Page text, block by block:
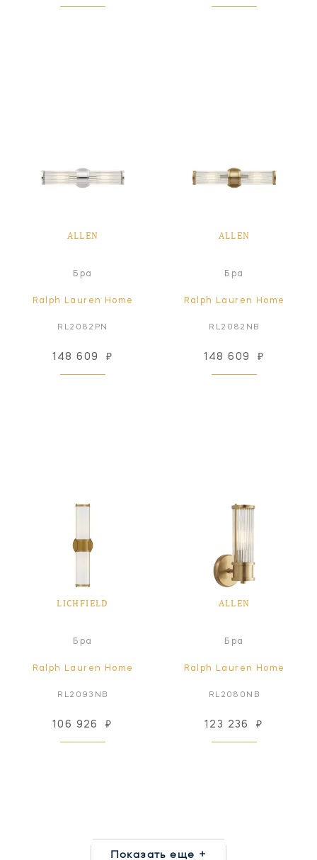
ALLEN
Бра
Ralph Lauren Home
RL2082PN
148 609 ₽
ALLEN
Бра
Ralph Lauren Home
RL2082NB
148 609 ₽
LICHFIELD
Бра
Ralph Lauren Home
RL2093NB
106 926 ₽
ALLEN
Бра
Ralph Lauren Home
RL2080NB
123 236 ₽
Показать еще +